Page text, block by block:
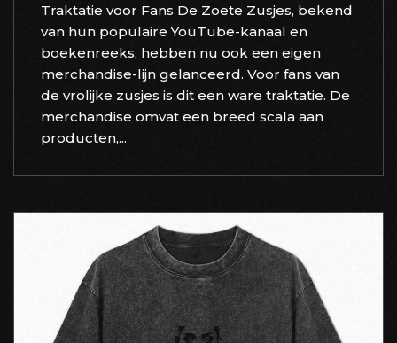
Traktatie voor Fans De Zoete Zusjes, bekend
van hun populaire YouTube-kanaal en
boekenreeks, hebben nu ook een eigen
merchandise-lijn gelanceerd. Voor fans van
de vrolijke zusjes is dit een ware traktatie. De
merchandise omvat een breed scala aan
producten,...